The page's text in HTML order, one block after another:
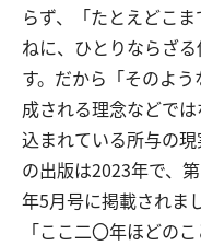
らず、「たとえどこ
ねに、ひとりならざ
す。だから「そのよ
成される理念などで
込まれている所与の
の出版は2023年で、
年5月号に掲載されま
「ここ二〇年ほどの